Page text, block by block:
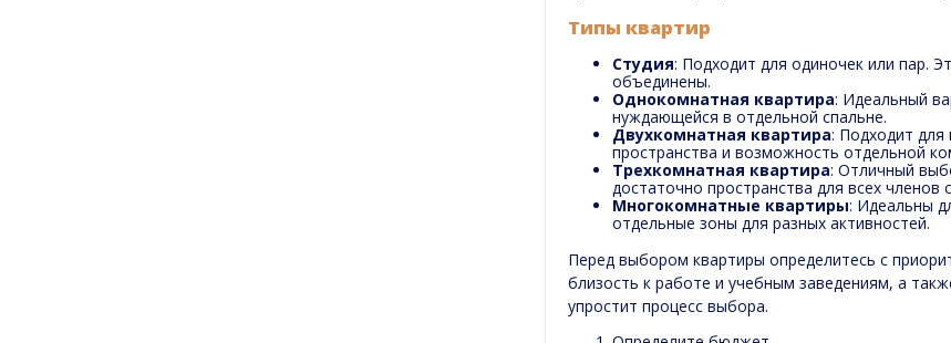
Типы квартир
Студия: Подходит для одиночек или пар.
объединены.
Однокомнатная квартира: Идеальный
нуждающейся в отдельной спальне.
Двухкомнатная квартира: Подходит
пространства и возможность отдельной
Трехкомнатная квартира: Отличный
достаточно пространства для всех членов
Многокомнатные квартиры: Идеальны
отдельные зоны для разных активностей.
Перед выбором квартиры определитесь с
близость к работе и учебным заведениям, а
упростит процесс выбора.